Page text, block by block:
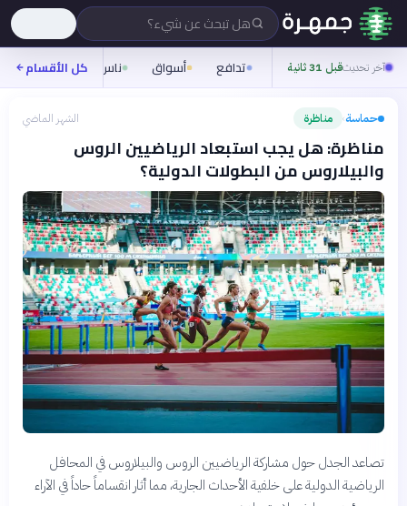
هل تبحث عن شيء؟
آخر تحديثقبل 31 ثانية تدافع أسواق ناس روح
كل الأقسام
حماسة› مناظرة الشهر الماضي
مناظرة: هل يجب استبعاد الرياضيين الروس
والبيلاروس من البطولات الدولية؟
تصاعد الجدل حول مشاركة الرياضيين الروس والبيلاروس في المحافل
الرياضية الدولية على خلفية الأحداث الجارية، مما أثار انقساماً حاداً في الآراء